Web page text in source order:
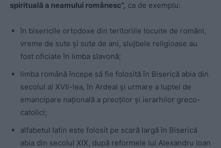
spirituală a neamului românesc”, ca de exemplu:
în bisericile ortodoxe din teritoriile locuite de români,
vreme de sute și sute de ani, slujbele religioase au
fost oficiate în limba slavonă;
limba română începe să fie folosită în Biserică abia din
secolul al XVII-lea, în Ardeal și urmare a luptei de
emancipare națională a preoților și ierarhilor greco-
catolici;
alfabetul latin este folosit pe scară largă în Biserică
abia din secolul XIX, după reformele lui Alexandru Ioan